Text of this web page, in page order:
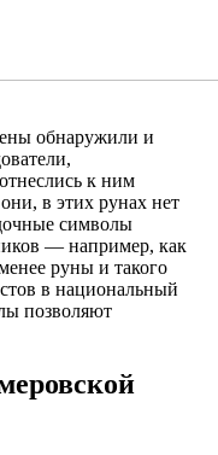
обнаружили и
к ним
в этих рунах нет
символы
— например, как
руны и такого
в национальный
позволяют